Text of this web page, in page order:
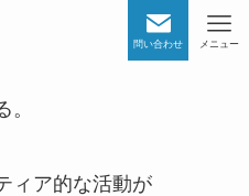
問い合わせ メニュー
ィア的な活動が